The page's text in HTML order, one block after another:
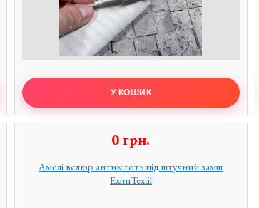
0 грн.
Амелі велюр антикіготь під штучний замш
EximTextil